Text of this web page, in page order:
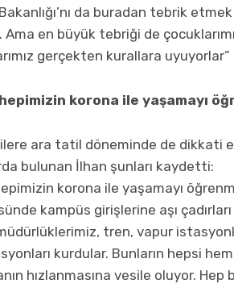
da buradan tebrik
Ama en büyük tebriği de
gerçekten kurallara uyuyorlar”
korona ile yaşamayı
ara tatil döneminde de dikkati
bulunan İlhan şunları kaydetti:
korona ile yaşamayı
kampüs girişlerine aşı
tren, vapur
kurdular. Bunların hepsi
hızlanmasına vesile oluyor.